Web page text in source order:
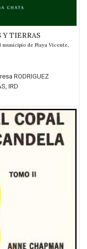
Y TIERRAS
de Playa Vicente,
RODRIGUEZ
IRD